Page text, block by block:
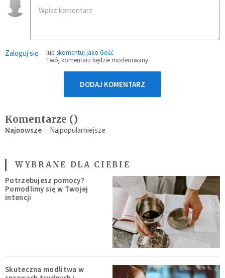
Zaloguj się lub skomentuj jako Gość
Twój komentarz będzie moderowany
DODAJ KOMENTARZ
Komentarze ()
Najnowsze Najpopularniejsze
WYBRANE DLA CIEBIE
Potrzebujesz pomocy?
Pomodlimy się w Twojej
intencji
Skuteczna modlitwa w